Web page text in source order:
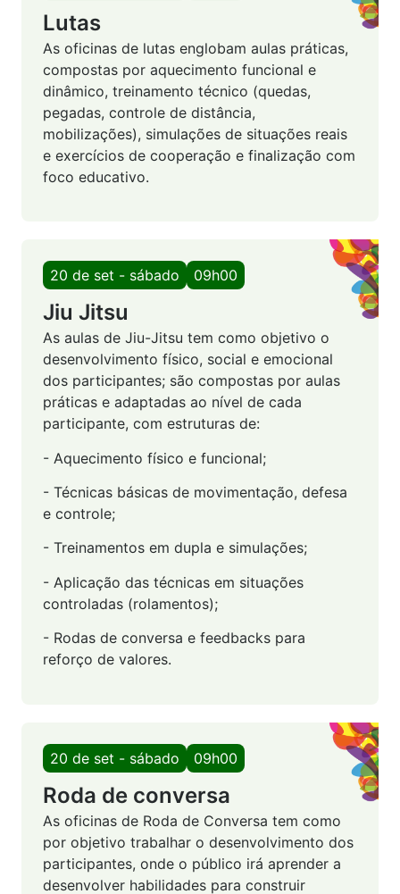
Lutas
As oficinas de lutas englobam aulas práticas,
compostas por aquecimento funcional e
dinâmico, treinamento técnico (quedas,
pegadas, controle de distância,
mobilizações), simulações de situações reais
e exercícios de cooperação e finalização com
foco educativo.
20 de set - sábado 09h00
Jiu Jitsu
As aulas de Jiu-Jitsu tem como objetivo o
desenvolvimento físico, social e emocional
dos participantes; são compostas por aulas
práticas e adaptadas ao nível de cada
participante, com estruturas de:
- Aquecimento físico e funcional;
- Técnicas básicas de movimentação, defesa
e controle;
- Treinamentos em dupla e simulações;
- Aplicação das técnicas em situações
controladas (rolamentos);
- Rodas de conversa e feedbacks para
reforço de valores.
20 de set - sábado 09h00
Roda de conversa
As oficinas de Roda de Conversa tem como
por objetivo trabalhar o desenvolvimento dos
participantes, onde o público irá aprender a
desenvolver habilidades para construir